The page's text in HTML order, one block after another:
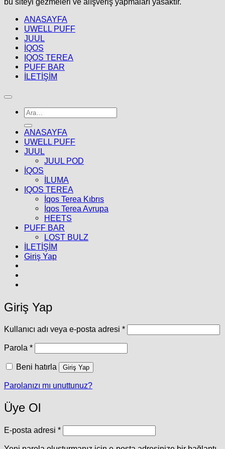
ANASAYFA
UWELL PUFF
JUUL
İQOS
IQOS TEREA
PUFF BAR
İLETİŞİM
Ara:
ANASAYFA
UWELL PUFF
JUUL
JUUL POD
İQOS
İLUMA
IQOS TEREA
İqos Terea Kıbrıs
İqos Terea Avrupa
HEETS
PUFF BAR
LOST BULZ
İLETİŞİM
Giriş Yap
Giriş Yap
Kullanıcı adı veya e-posta adresi *Gerekli
Parola *Gerekli
Beni hatırla Giriş Yap
Parolanızı mı unuttunuz?
Üye Ol
E-posta adresi *Gerekli